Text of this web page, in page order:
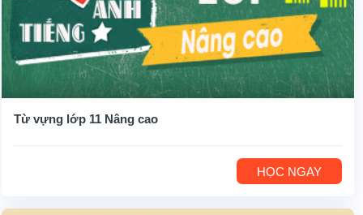
Từ vựng lớp 11 Nâng cao
HỌC NGAY